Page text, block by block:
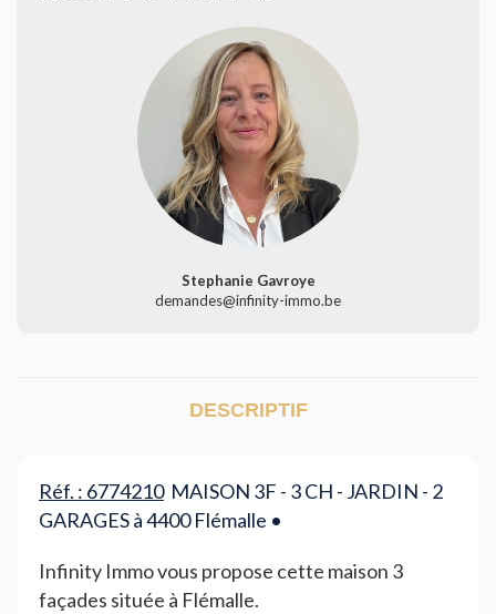
Stephanie Gavroye
demandes@infinity-immo.be
DESCRIPTIF
Réf. : 6774210 MAISON 3F - 3 CH - JARDIN - 2
GARAGES à 4400 Flémalle •
Infinity Immo vous propose cette maison 3
façades située à Flémalle.